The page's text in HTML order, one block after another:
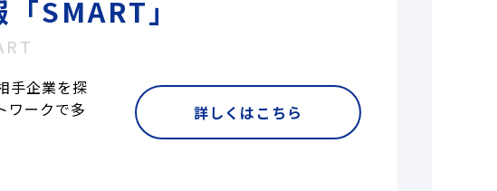
SMART」
手企業を探
ワークで多
詳しくはこちら